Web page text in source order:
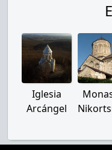
Iglesia
Arcángel